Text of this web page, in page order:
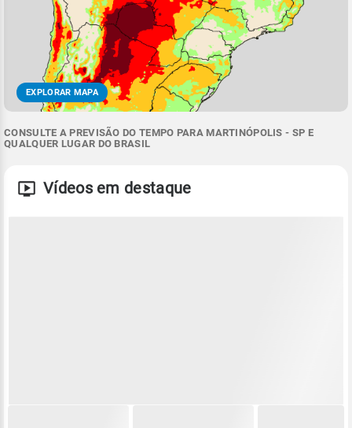
EXPLORAR MAPA
CONSULTE A PREVISÃO DO TEMPO PARA MARTINÓPOLIS - SP E
QUALQUER LUGAR DO BRASIL
Vídeos em destaque